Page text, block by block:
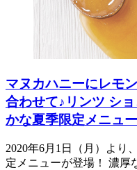
マヌカハニーにレモ
合わせて♪リンツ シ
かな夏季限定メニュ
2020年6月1日（月）より
定メニューが登場！ 濃厚